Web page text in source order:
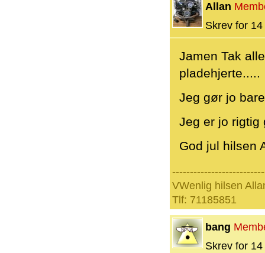
Allan
Skrev for
Jamen Tak
pladehjerte.....
Jeg gør jo
Jeg er jo rigtig
God jul hilsen
VWenlig hilsen
Tlf: 71185851
bang
Skrev for